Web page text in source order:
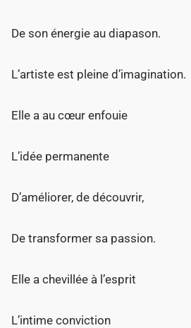
De son énergie au diapason.
L’artiste est pleine d’imagination.
Elle a au cœur enfouie
L’idée permanente
D’améliorer, de découvrir,
De transformer sa passion.
Elle a chevillée à l’esprit
L’intime conviction